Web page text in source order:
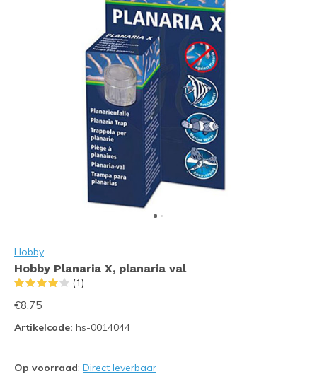
Hobby
Hobby Planaria X, planaria val
(1)
€8,75
Artikelcode: hs-0014044
Op voorraad: Direct leverbaar